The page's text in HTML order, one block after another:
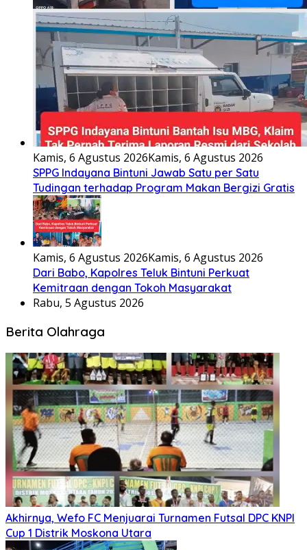
Kamis, 6 Agustus 2026Kamis, 6 Agustus 2026
SPPG Indayana Bintuni Jawab Satu per Satu
Tudingan terhadap Program Makan Bergizi Gratis
Kamis, 6 Agustus 2026Kamis, 6 Agustus 2026
Dari Babo, Kapolres Teluk Bintuni Perkuat
Kemitraan dengan Tokoh Masyarakat
Rabu, 5 Agustus 2026
Berita Olahraga
Akhirnya, Wefo FC Menjuarai Turnamen Futsal DPC KNPI
Cup 1 Distrik Moskona Utara